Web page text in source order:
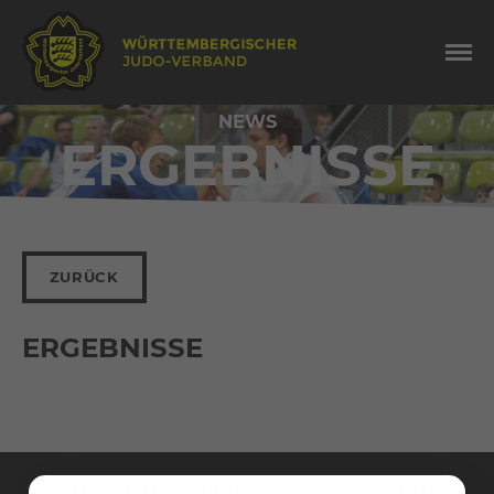
NEWS
ERGEBNISSE
ZURÜCK
ERGEBNISSE
überspringen